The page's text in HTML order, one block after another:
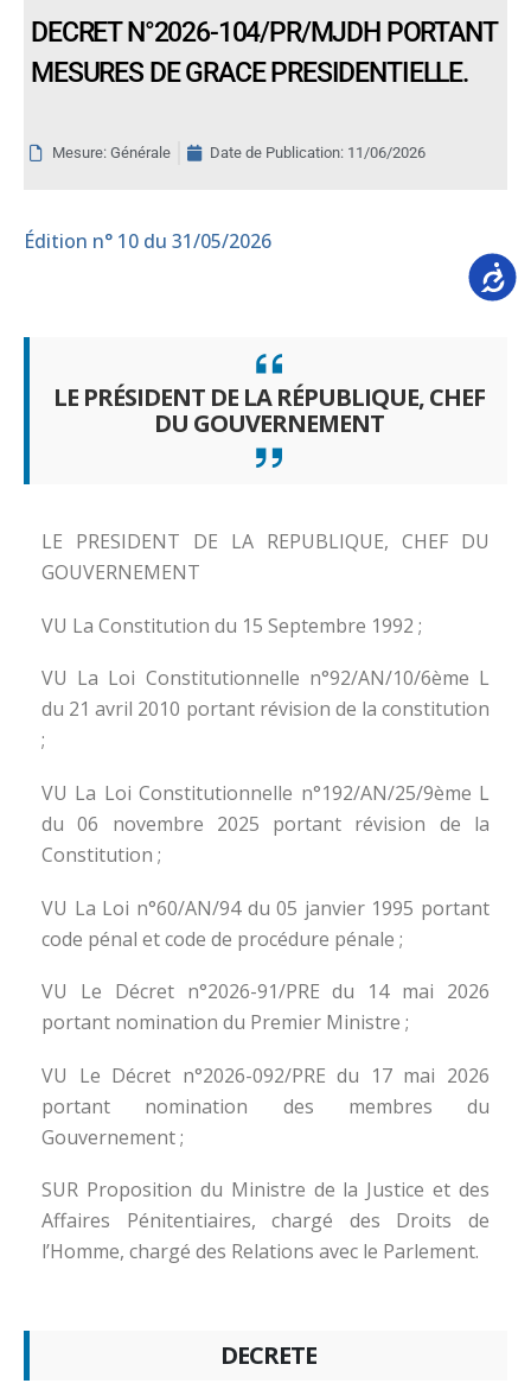
DECRET N°2026-104/PR/MJDH PORTANT
MESURES DE GRACE PRESIDENTIELLE.
Mesure: Générale Date de Publication: 11/06/2026
Édition n° 10 du 31/05/2026
LE PRÉSIDENT DE LA RÉPUBLIQUE, CHEF
DU GOUVERNEMENT
LE PRESIDENT DE LA REPUBLIQUE, CHEF DU
GOUVERNEMENT
VU La Constitution du 15 Septembre 1992 ;
VU La Loi Constitutionnelle n°92/AN/10/6ème L
du 21 avril 2010 portant révision de la constitution
;
VU La Loi Constitutionnelle n°192/AN/25/9ème L
du 06 novembre 2025 portant révision de la
Constitution ;
VU La Loi n°60/AN/94 du 05 janvier 1995 portant
code pénal et code de procédure pénale ;
VU Le Décret n°2026-91/PRE du 14 mai 2026
portant nomination du Premier Ministre ;
VU Le Décret n°2026-092/PRE du 17 mai 2026
portant nomination des membres du
Gouvernement ;
SUR Proposition du Ministre de la Justice et des
Affaires Pénitentiaires, chargé des Droits de
l’Homme, chargé des Relations avec le Parlement.
DECRETE